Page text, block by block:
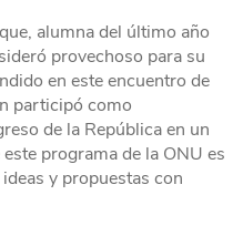
alumna del último año
provechoso para su
en este encuentro de
participó como
de la República en un
programa de la ONU es
y propuestas con